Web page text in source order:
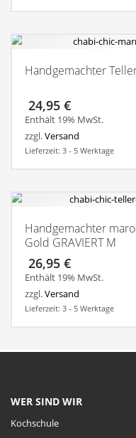
Handgemachter
24,95 €
Enthält 19% MwSt.
zzgl.Versand
Lieferzeit: 3 - 5 Werktage
Handgemachter
Gold GRAVIERT M
26,95 €
Enthält 19% MwSt.
zzgl.Versand
Lieferzeit: 3 - 5 Werktage
WER SIND WIR
Kochschule